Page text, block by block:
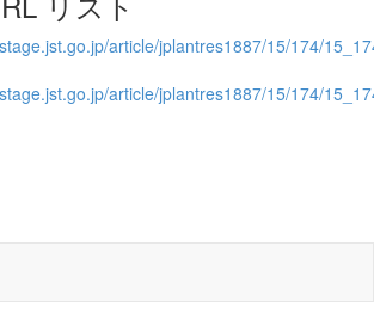
article/jplantres1887/15/174/
article/jplantres1887/15/174/